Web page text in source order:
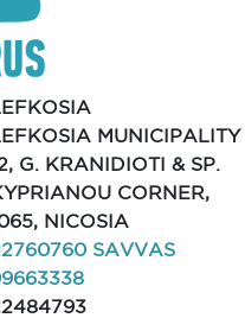
MUNICIPALITY
G. KRANIDIOTI & SP.
CORNER,
NICOSIA
SAVVAS